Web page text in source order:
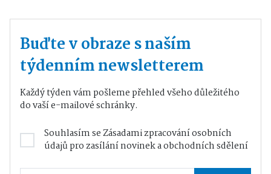
Buďte v obraze s naším
týdenním newsletterem
Každý týden vám pošleme přehled všeho důležitého
do vaší e-mailové schránky.
Souhlasím seZásadami zpracování osobních
údajůpro zasílání novinek a obchodních sdělení